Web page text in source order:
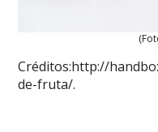
Créditos:http://
de-fruta/.